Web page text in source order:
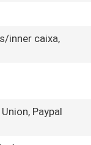
inner caixa,
Paypal